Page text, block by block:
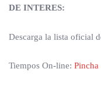
DE INTERES:
Descarga la lista oficial
Tiempos On-line: Pincha